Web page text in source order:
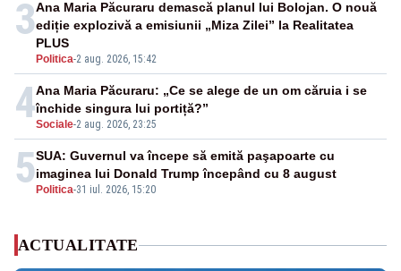
3
Politica-2 aug. 2026, 15:42
Ana Maria Păcuraru demască planul lui Bolojan. O nouă
ediție explozivă a emisiunii „Miza Zilei” la Realitatea
PLUS
4Sociale-2 aug. 2026, 23:25
Ana Maria Păcuraru: „Ce se alege de un om căruia i se
închide singura lui portiță?”
5 Politica-31 iul. 2026, 15:20
SUA: Guvernul va începe să emită paşapoarte cu
imaginea lui Donald Trump începând cu 8 august
ACTUALITATE